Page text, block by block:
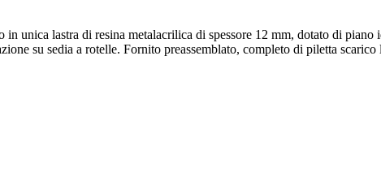
unica lastra di resina metalacrilica di spessore 12 mm, dotato di
su sedia a rotelle. Fornito preassemblato, completo di piletta